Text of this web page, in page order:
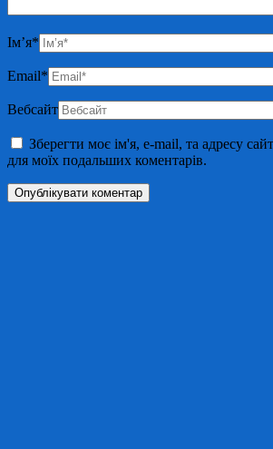
Ім’я*
Email*
Вебсайт
Зберегти моє ім'я, e-mail, та адресу
для моїх подальших коментарів.